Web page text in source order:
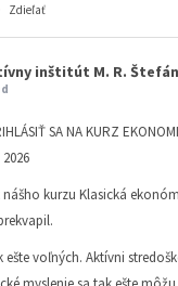
Zdieľať
inštitút M. R.
SA NA KURZ
kurzu Klasická
ešte voľných. Aktívni